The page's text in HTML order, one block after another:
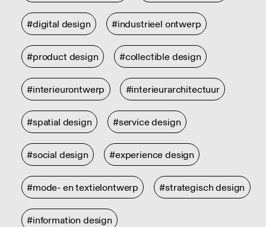
#digital design #industrieel ontwerp
#product design #collectible design
#interieurontwerp #interieurarchitectuur
#spatial design #service design
#social design #experience design
#mode- en textielontwerp #strategisch design
#information design